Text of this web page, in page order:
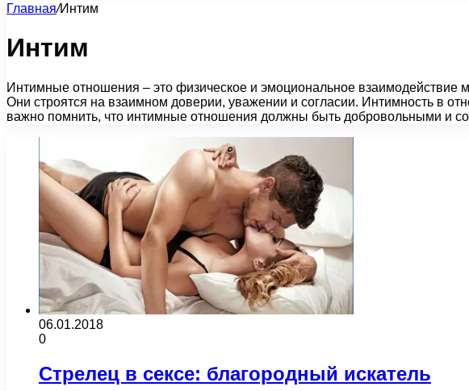
Главная/Интим
Интим
Интимные отношения – это физическое и эмоциональное взаимодействие
Они строятся на взаимном доверии, уважении и согласии. Интимность в
важно помнить, что интимные отношения должны быть добровольными и
06.01.2018
0
Стрелец в сексе: благородный искатель